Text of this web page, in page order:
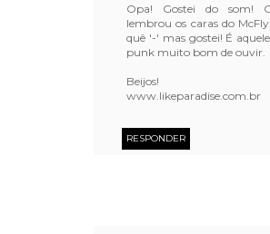
Opa! Gostei do som!
lembrou os caras do
quê '-' mas gostei! É
punk muito bom de ouvir.
Beijos!
www.likeparadise.com.br
RESPONDER